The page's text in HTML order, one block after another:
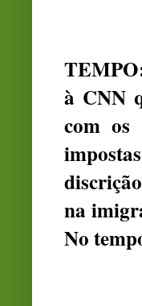
à CNN
com os
na
No